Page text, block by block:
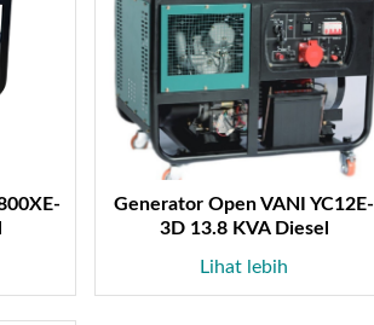
Generator Open VANI YC12E-
3D 13.8 KVA Diesel
Lihat lebih